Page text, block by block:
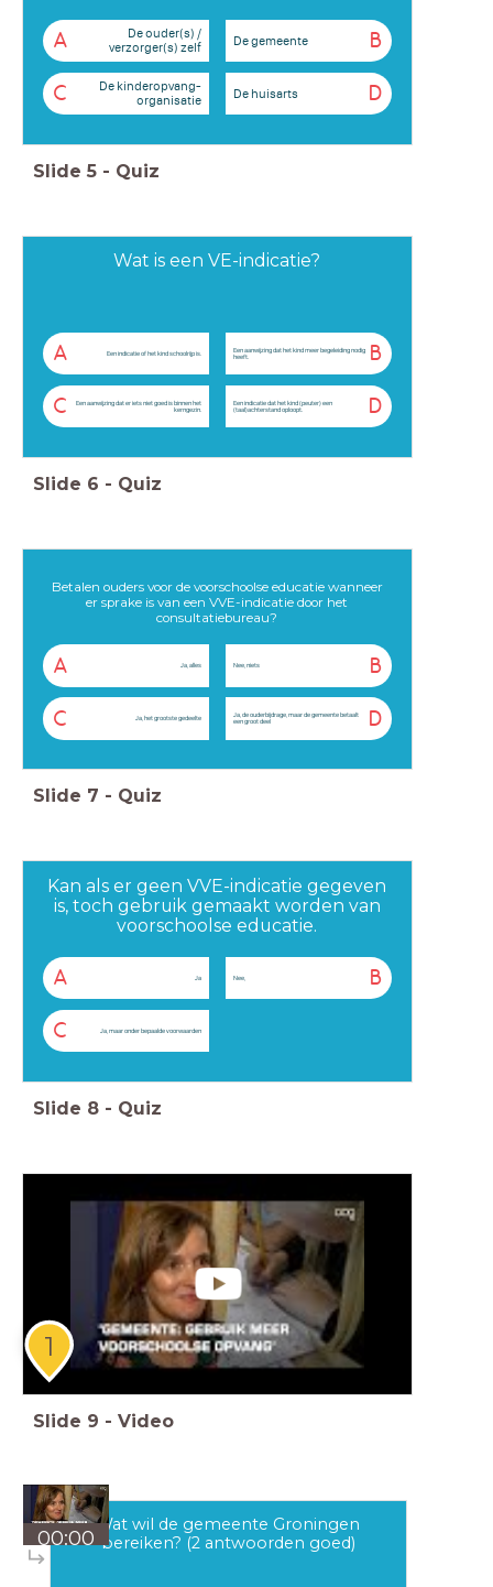
A
De ouder(s) /
verzorger(s) zelf
B
De gemeente
C
De kinderopvang-
organisatie
D
De huisarts
Slide 5 - Quiz
Wat is een VE-indicatie?
A Een indicatie of het kind schoolrijp is. B
Een aanwijzing dat het kind meer begeleiding nodig
heeft.
C Een aanwijzing dat er iets niet goed is binnen het
kerngezin. D
Een indicatie dat het kind (peuter) een
(taal)achterstand oploopt.
Slide 6 - Quiz
Betalen ouders voor de voorschoolse educatie wanneer
er sprake is van een VVE-indicatie door het
consultatiebureau?
A Ja, alles B
Nee, niets
C Ja, het grootste gedeelte D
Ja, de ouderbijdrage, maar de gemeente betaalt
een groot deel
Slide 7 - Quiz
Kan als er geen VVE-indicatie gegeven
is, toch gebruik gemaakt worden van
voorschoolse educatie.
A Ja B
Nee,
C Ja, maar onder bepaalde voorwaarden
Slide 8 - Quiz
1
Slide 9 - Video
00:00
Wat wil de gemeente Groningen
bereiken? (2 antwoorden goed)